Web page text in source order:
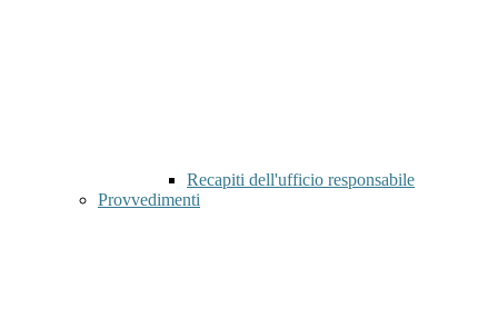
Recapiti dell'ufficio responsabile
Provvedimenti